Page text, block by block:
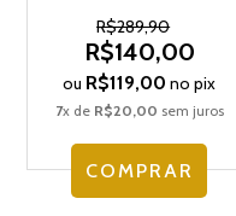
R$289,90
R$140,00
ou R$119,00 no pix
7x de R$20,00 sem juros
COMPRAR